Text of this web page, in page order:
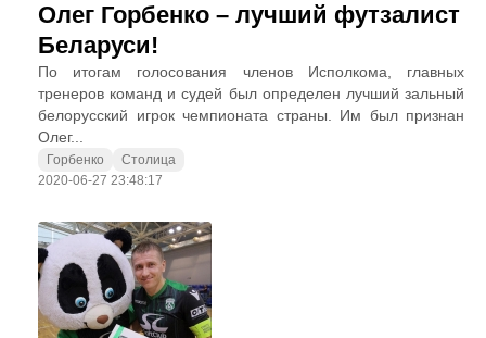
Олег Горбенко – лучший футзалист
Беларуси!
По итогам голосования членов Исполкома, главных
тренеров команд и судей был определен лучший зальный
белорусский игрок чемпионата страны. Им был признан
Олег...
Горбенко
Столица
2020-06-27 23:48:17